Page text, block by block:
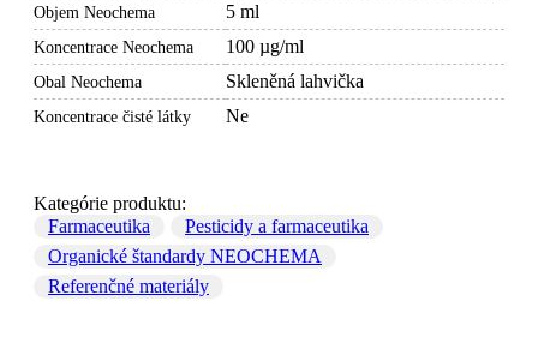
Objem Neochema 5 ml
Koncentrace Neochema 100 µg/ml
Obal Neochema Skleněná lahvička
Koncentrace čisté látky Ne
Kategórie produktu:
Farmaceutika
Pesticidy a farmaceutika
Organické štandardy NEOCHEMA
Referenčné materiály